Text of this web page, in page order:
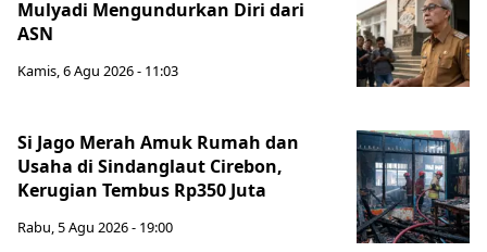
Mulyadi Mengundurkan Diri dari
ASN
Kamis, 6 Agu 2026 - 11:03
Si Jago Merah Amuk Rumah dan
Usaha di Sindanglaut Cirebon,
Kerugian Tembus Rp350 Juta
Rabu, 5 Agu 2026 - 19:00